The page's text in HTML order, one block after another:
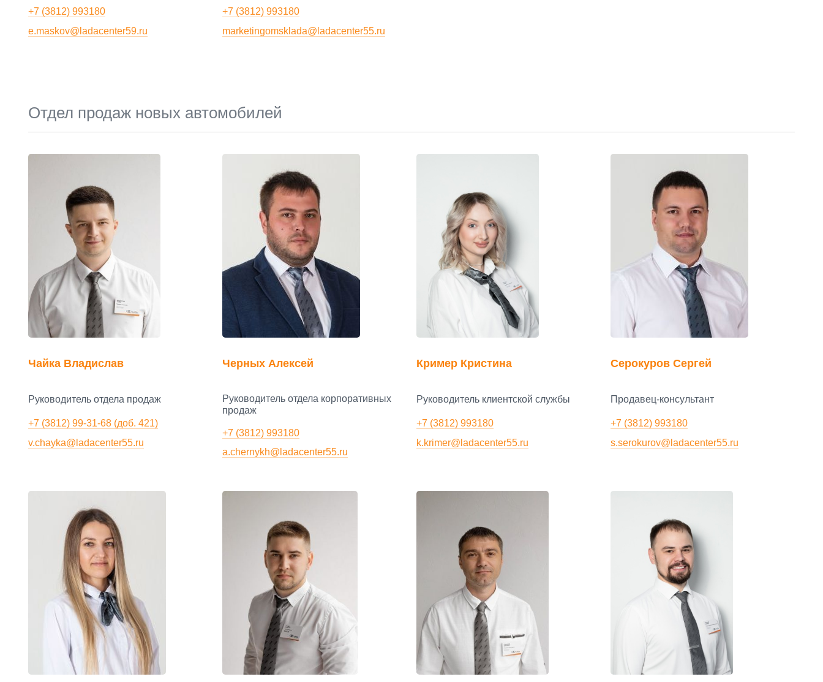
+7 (3812) 993180
e.maskov@ladacenter59.ru
+7 (3812) 993180
marketingomsklada@ladacenter55.ru
Отдел продаж новых автомобилей
Чайка Владислав
Руководитель отдела продаж
+7 (3812) 99-31-68 (доб. 421)
v.chayka@ladacenter55.ru
Черных Алексей
Руководитель отдела корпоративных
продаж
+7 (3812) 993180
a.chernykh@ladacenter55.ru
Кример Кристина
Руководитель клиентской службы
+7 (3812) 993180
k.krimer@ladacenter55.ru
Серокуров Сергей
Продавец-консультант
+7 (3812) 993180
s.serokurov@ladacenter55.ru